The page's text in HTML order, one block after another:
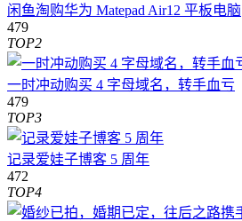
闲鱼淘购华为 Matepad Air12 平板电脑
479
TOP2
一时冲动购买 4 字母域名，转手血亏
479
TOP3
记录爱娃子博客 5 周年
472
TOP4